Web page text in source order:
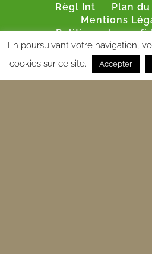
Règl Int
Plan
Mentions
Politique de
Design deBS
En poursuivant votre navigation,
cookies sur ce site.
Accepter